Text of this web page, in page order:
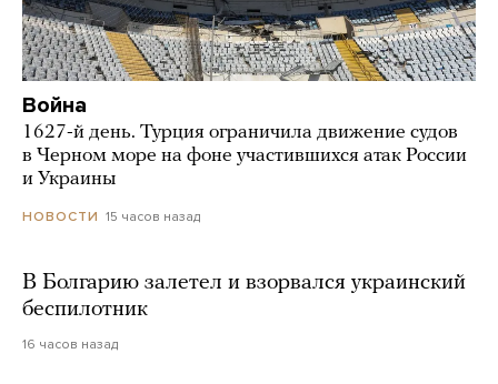
Война
1627-й день. Турция ограничила движение судов
в Черном море на фоне участившихся атак России
и Украины
НОВОСТИ 15 часов назад
В Болгарию залетел и взорвался украинский
беспилотник
16 часов назад